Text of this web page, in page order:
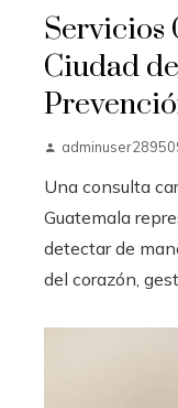
Servicios
Ciudad
Una consulta
Guatemala
detectar de
del corazón,